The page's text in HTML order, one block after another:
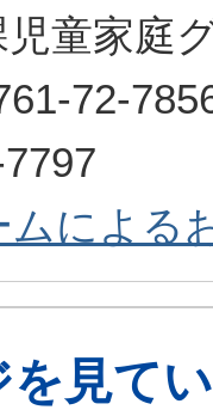
童家庭
72-
ムによる
を見て